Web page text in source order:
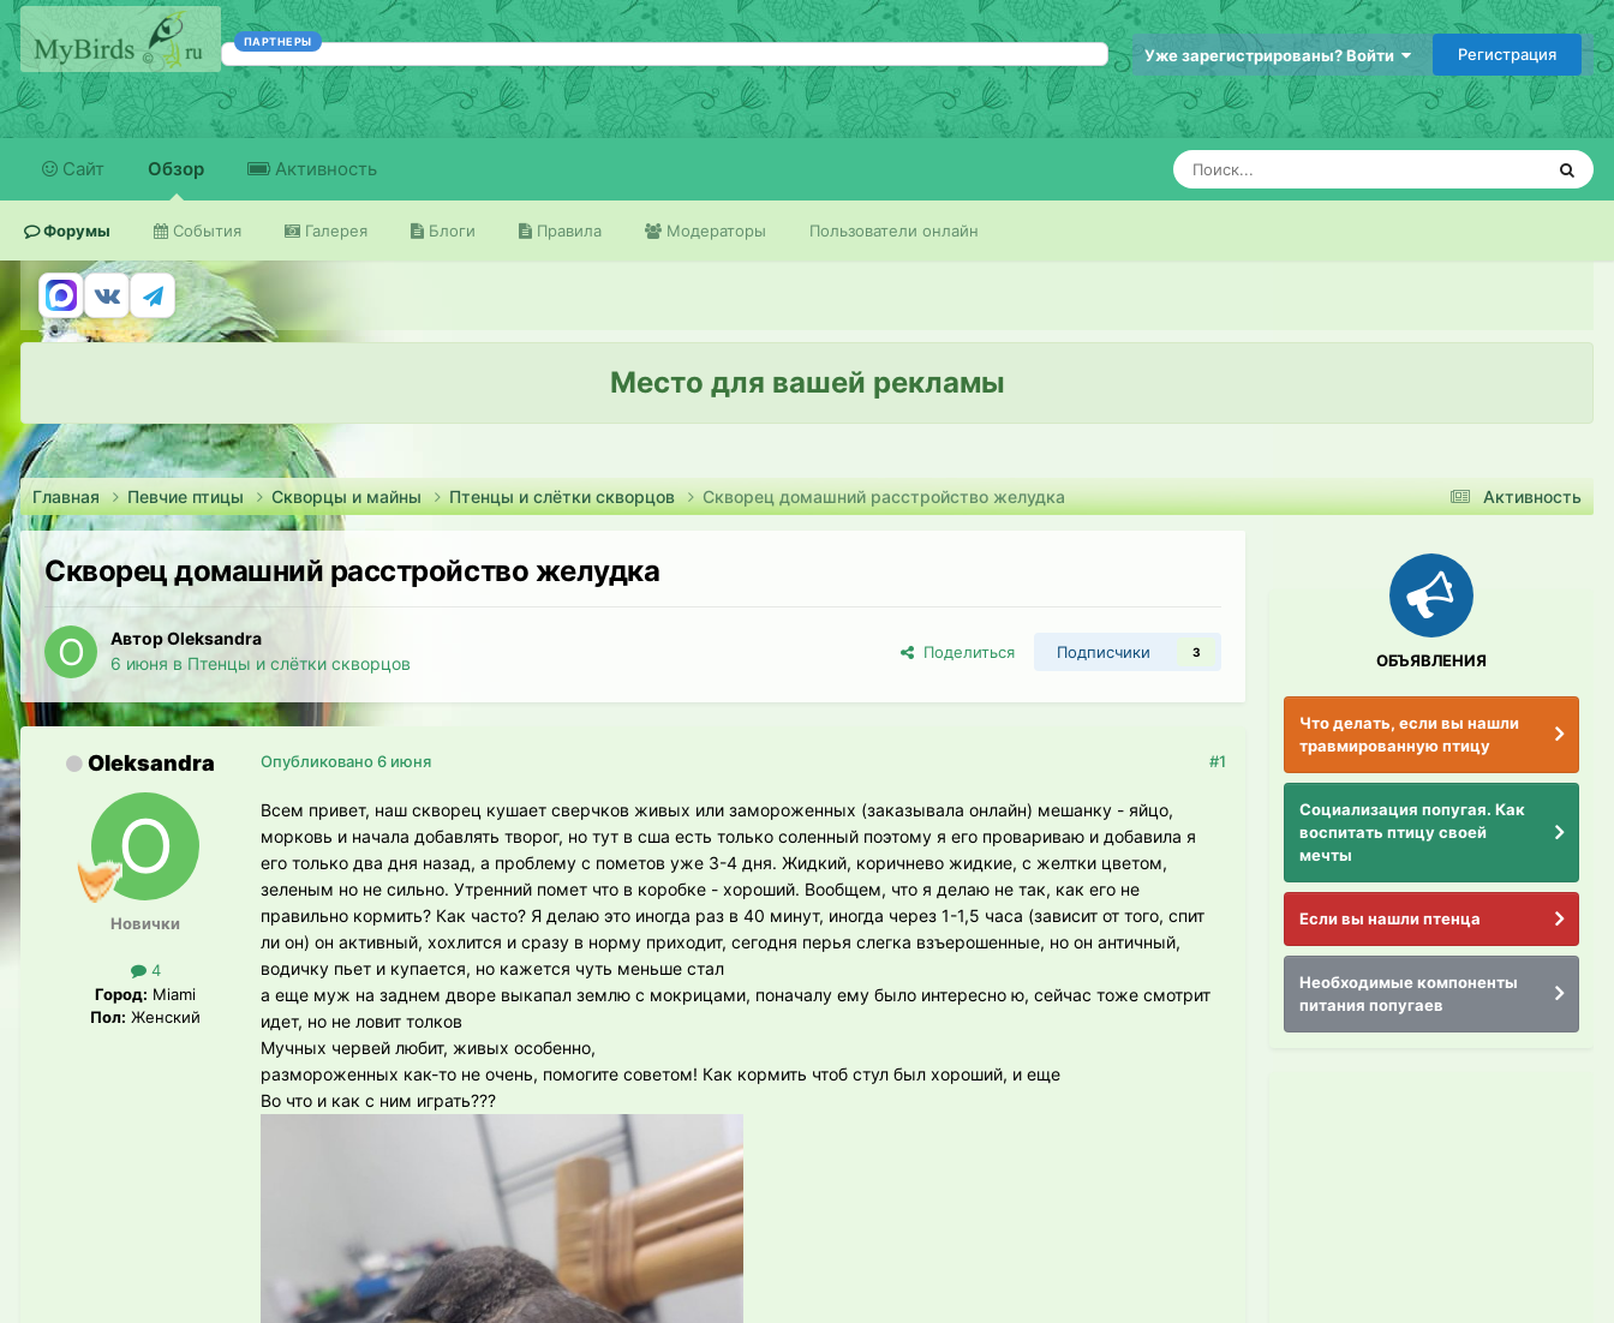
ПАРТНЕРЫ
Уже зарегистрированы? Войти Регистрация
Сайт Обзор
Форумы События Галерея Блоги Правила Модераторы Пользователи онлайн
Активность
Место для вашей рекламы
Активность
Главная Певчие птицы Скворцы и майны Птенцы и слётки скворцов Скворец домашний расстройство желудка
Скворец домашний расстройство желудка
Автор Oleksandra
6 июня в Птенцы и слётки скворцов
Поделиться Подписчики 3
Oleksandra
Новички
4
Город: Miami
Пол: Женский
#1
Опубликовано6 июня
Всем привет, наш скворец кушает сверчков живых или замороженных (заказывала онлайн) мешанку - яйцо,
морковь и начала добавлять творог, но тут в сша есть только соленный поэтому я его провариваю и добавила я
его только два дня назад, а проблему с пометов уже 3-4 дня. Жидкий, коричнево жидкие, с желтки цветом,
зеленым но не сильно. Утренний помет что в коробке - хороший. Вообщем, что я делаю не так, как его не
правильно кормить? Как часто? Я делаю это иногда раз в 40 минут, иногда через 1-1,5 часа (зависит от того, спит
ли он) он активный, хохлится и сразу в норму приходит, сегодня перья слегка взъерошенные, но он античный,
водичку пьет и купается, но кажется чуть меньше стал
а еще муж на заднем дворе выкапал землю с мокрицами, поначалу ему было интересно ю, сейчас тоже смотрит
идет, но не ловит толков
Мучных червей любит, живых особенно,
размороженных как-то не очень, помогите советом! Как кормить чтоб стул был хороший, и еще
Во что и как с ним играть???
ОБЪЯВЛЕНИЯ
Что делать, если вы нашли
травмированную птицу
Социализация попугая. Как
воспитать птицу своей
мечты
Если вы нашли птенца
Необходимые компоненты
питания попугаев